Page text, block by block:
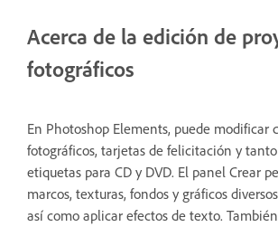
Acerca de la edición de
fotográficos
En Photoshop Elements, puede modificar
fotográficos, tarjetas de felicitación y
etiquetas para CD y DVD. El panel Crear
marcos, texturas, fondos y gráficos
así como aplicar efectos de texto.